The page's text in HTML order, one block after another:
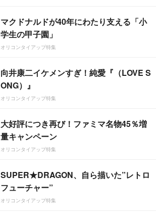
マクドナルドが40年にわたり支える「小
学生の甲子園」
オリコンタイアップ特集
向井康二イケメンすぎ！純愛『（LOVE S
ONG）』
オリコンタイアップ特集
大好評につき再び！ファミマ名物45％増
量キャンペーン
オリコンタイアップ特集
SUPER★DRAGON、自ら描いた”レトロ
フューチャー”
オリコンタイアップ特集